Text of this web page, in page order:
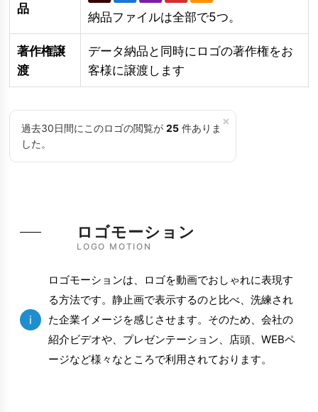
品
納品ファイルは全部で5つ。
著作権譲
渡
データ納品と同時にロゴの著作権をお
客様に譲渡します
×
過去30日間にこのロゴの閲覧が 25 件ありま
した。
ロゴモーション
LOGO MOTION
i
ロゴモーションは、ロゴを動画でおしゃれに表現す
る方法です。静止画で表示するのと比べ、洗練され
た企業イメージを感じさせます。そのため、会社の
紹介ビデオや、プレゼンテーション、店頭、WEBペ
ージなど様々なところで利用されております。